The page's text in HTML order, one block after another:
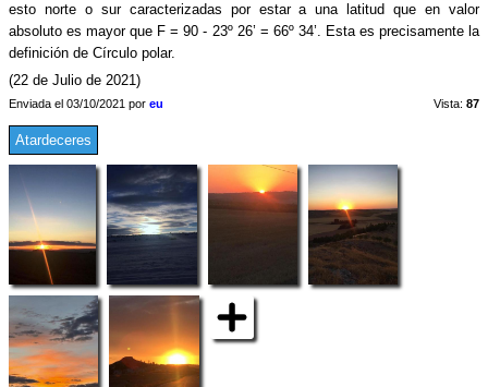
esto norte o sur caracterizadas por estar a una latitud que en valor
absoluto es mayor que F = 90 - 23º 26’ = 66º 34’. Esta es precisamente la
definición de Círculo polar.
(22 de Julio de 2021)
Enviada el 03/10/2021 por eu Vista: 87
Atardeceres